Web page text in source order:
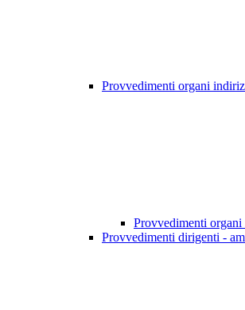
Provvedimenti organi
Provvedimenti
Provvedimenti dirigenti -